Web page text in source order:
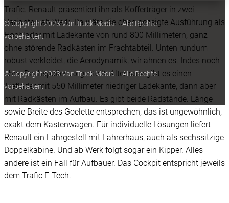
Trafic. Renault präsentiert ihn als Kofferträger in zwei
Varianten ab Werk. Da wäre die oben gezeigte Ausführung als
Hochlader mit Ladekante von rund 800 Millimetern, ganz
ohne störende Radkästen im Frachtabteil. Unten rundum
robust verkleidet, die Aerodynamik, wir ahnen es. Indes noch
ohne Dachspoiler vorgestellt. Alternativ gibt es einen
Tieflader mit 550 Millimeter niedriger Ladekante, dann aber
mit Radkästen im Aufbau. Es gibt beide Radstände. Länge
sowie Breite des Goelette entsprechen, das ist ungewöhnlich,
exakt dem Kastenwagen. Für individuelle Lösungen liefert
Renault ein Fahrgestell mit Fahrerhaus, auch als sechssitzige
Doppelkabine. Und ab Werk folgt sogar ein Kipper. Alles
andere ist ein Fall für Aufbauer. Das Cockpit entspricht jeweils
dem Trafic E-Tech.
© Copyright 2023 Van Truck Media – Alle Rechte
vorbehalten.
© Copyright 2023 Van Truck Media – Alle Rechte
vorbehalten.